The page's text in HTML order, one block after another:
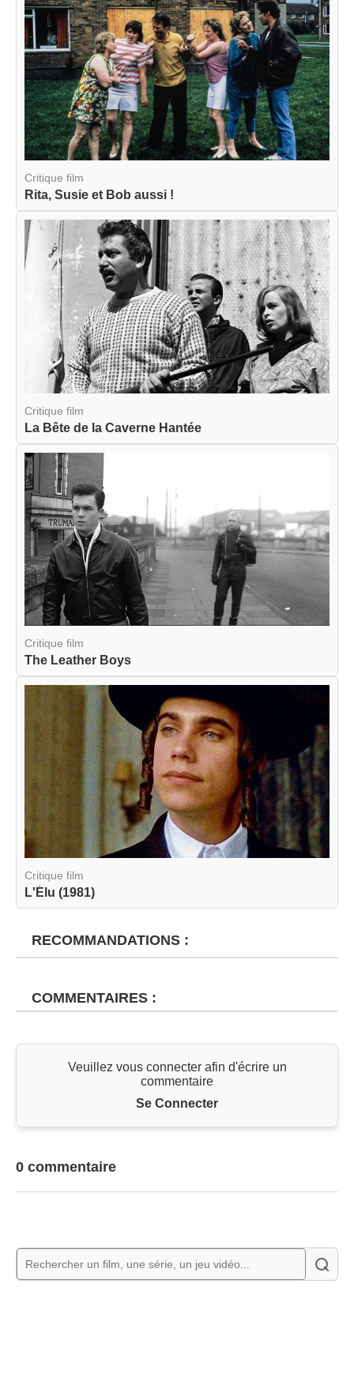
Critique film
Rita, Susie et Bob aussi !
Critique film
La Bête de la Caverne Hantée
Critique film
The Leather Boys
Critique film
L'Élu (1981)
RECOMMANDATIONS :
COMMENTAIRES :
Veuillez vous connecter afin d'écrire un
commentaire
Se Connecter
0 commentaire